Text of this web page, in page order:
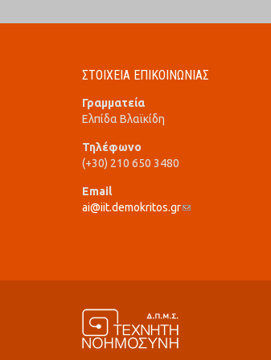
ΣΤΟΙΧΕΙΑ ΕΠΙΚΟΙΝΩΝΙΑΣ
Γραμματεία
Ελπίδα Βλαϊκίδη
Τηλέφωνο
(+30) 210 650 3480
Email
ai@iit.demokritos.gr(link sends e-mail)